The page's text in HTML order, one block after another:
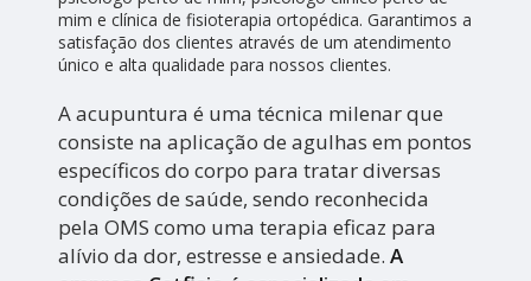
mim e clínica de fisioterapia ortopédica. Garantimos a
satisfação dos clientes através de um atendimento
único e alta qualidade para nossos clientes.
A acupuntura é uma técnica milenar que
consiste na aplicação de agulhas em pontos
específicos do corpo para tratar diversas
condições de saúde, sendo reconhecida
pela OMS como uma terapia eficaz para
alívio da dor, estresse e ansiedade.A